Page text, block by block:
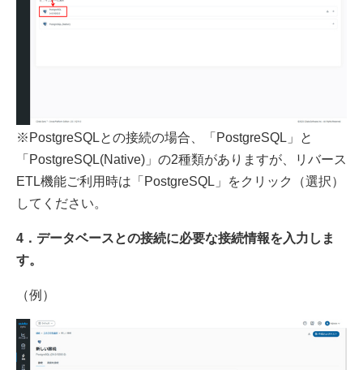
※PostgreSQLとの接続の場合、「PostgreSQL」と
「PostgreSQL(Native)」の2種類がありますが、リバース
ETL機能ご利用時は「PostgreSQL」をクリック（選択）
してください。
4．データベースとの接続に必要な接続情報を入力しま
す。
（例）